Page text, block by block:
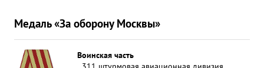
Медаль «За оборону Москвы»
Воинская часть